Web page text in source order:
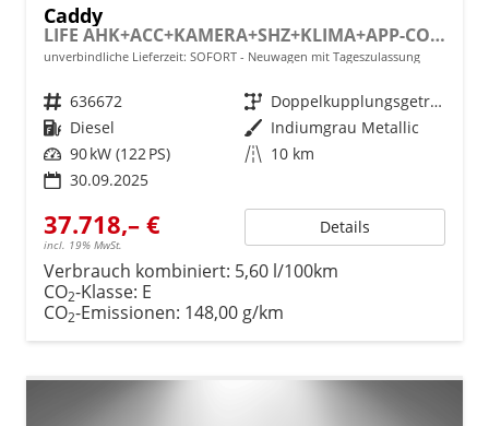
Caddy
LIFE AHK+ACC+KAMERA+SHZ+KLIMA+APP-CONNECT
unverbindliche Lieferzeit: SOFORT Neuwagen mit Tageszulassung
Fahrzeugnr. 636672 Getriebe
Doppelkupplungsgetriebe (DSG)
Kraftstoff Diesel Außenfarbe Indiumgrau Metallic
Leistung 90 kW (122 PS) Kilometerstand 10 km
30.09.2025
37.718,– €
incl. 19% MwSt.
Details
Verbrauch kombiniert: 5,60 l/100km
CO2-Klasse: E
CO2-Emissionen: 148,00 g/km